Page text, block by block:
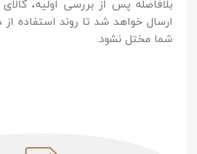
بلافاصله پس از بررسی اولیه،
ارسال خواهد شد تا روند استفاده
شما مختل نشود.